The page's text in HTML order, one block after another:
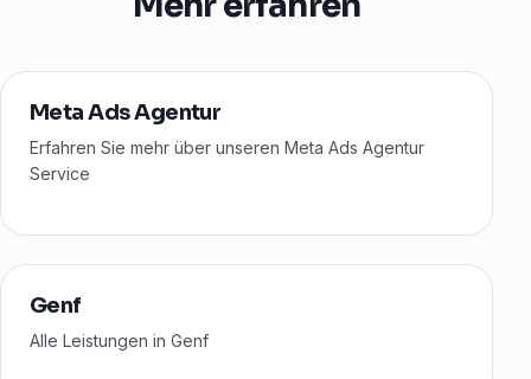
Meta Ads Agentur
Erfahren Sie mehr über unseren Meta Ads Agentur
Service
Genf
Alle Leistungen in Genf